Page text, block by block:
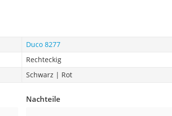
Duco 8277
Rechteckig
Schwarz | Rot
Nachteile